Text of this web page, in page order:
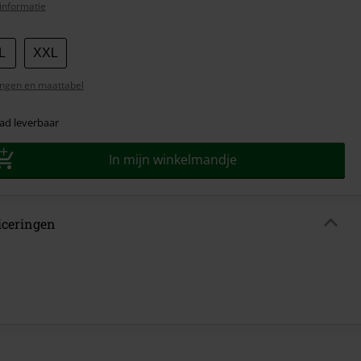
XXL
en maattabel
leverbaar
In mijn winkelmandje